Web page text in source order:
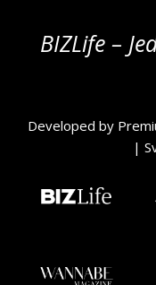
BIZLife –
Developed by
|